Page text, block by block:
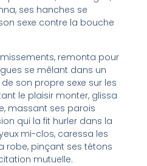
ses hanches se
sexe contre la bouche
remonta pour
se mêlant dans un
son propre sexe sur les
le plaisir monter, glissa
massant ses parois
qui la fit hurler dans la
mi-clos, caressa les
robe, pinçant ses tétons
mutuelle.